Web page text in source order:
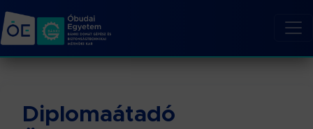
Diplomaátadó